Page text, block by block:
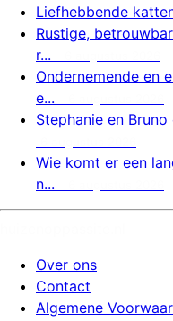
Liefhebbende
Rustige,
r...
Ondernemende en
e...
Stephanie en
Wie komt er een
n...
Over ons
Contact
Algemene